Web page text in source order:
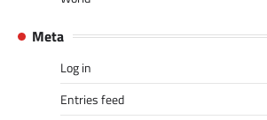
Meta
Log in
Entries feed